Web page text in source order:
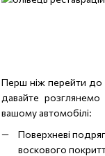
Перш ніж перейти до
давайте
вашому автомобілі:
Поверхневі
воскового